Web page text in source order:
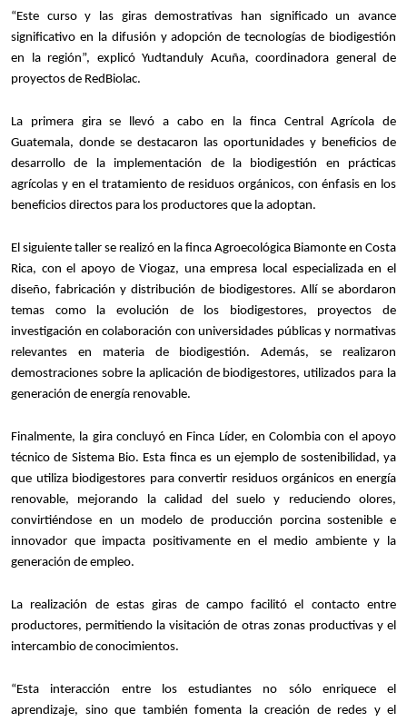
“Este curso y las giras demostrativas han significado un avance
significativo en la difusión y adopción de tecnologías de biodigestión
en la región”, explicó Yudtanduly Acuña, coordinadora general de
proyectos de RedBiolac.
La primera gira se llevó a cabo en la finca Central Agrícola de
Guatemala, donde se destacaron las oportunidades y beneficios de
desarrollo de la implementación de la biodigestión en prácticas
agrícolas y en el tratamiento de residuos orgánicos, con énfasis en los
beneficios directos para los productores que la adoptan.
El siguiente taller se realizó en la finca Agroecológica Biamonte en Costa
Rica, con el apoyo de Viogaz, una empresa local especializada en el
diseño, fabricación y distribución de biodigestores. Allí se abordaron
temas como la evolución de los biodigestores, proyectos de
investigación en colaboración con universidades públicas y normativas
relevantes en materia de biodigestión. Además, se realizaron
demostraciones sobre la aplicación de biodigestores, utilizados para la
generación de energía renovable.
Finalmente, la gira concluyó en Finca Líder, en Colombia con el apoyo
técnico de Sistema Bio. Esta finca es un ejemplo de sostenibilidad, ya
que utiliza biodigestores para convertir residuos orgánicos en energía
renovable, mejorando la calidad del suelo y reduciendo olores,
convirtiéndose en un modelo de producción porcina sostenible e
innovador que impacta positivamente en el medio ambiente y la
generación de empleo.
La realización de estas giras de campo facilitó el contacto entre
productores, permitiendo la visitación de otras zonas productivas y el
intercambio de conocimientos.
“Esta interacción entre los estudiantes no sólo enriquece el
aprendizaje, sino que también fomenta la creación de redes y el